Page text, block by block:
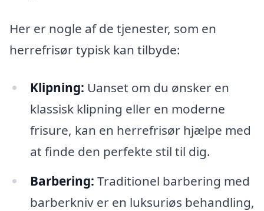
Her er nogle af de tjenester, som en
herrefrisør typisk kan tilbyde:
Klipning: Uanset om du ønsker en
klassisk klipning eller en moderne
frisure, kan en herrefrisør hjælpe med
at finde den perfekte stil til dig.
Barbering: Traditionel barbering med
barberkniv er en luksuriøs behandling,